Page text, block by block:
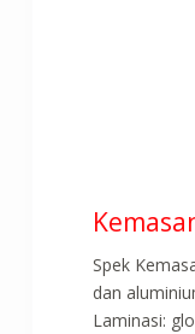
Spek
dan
Laminasi: